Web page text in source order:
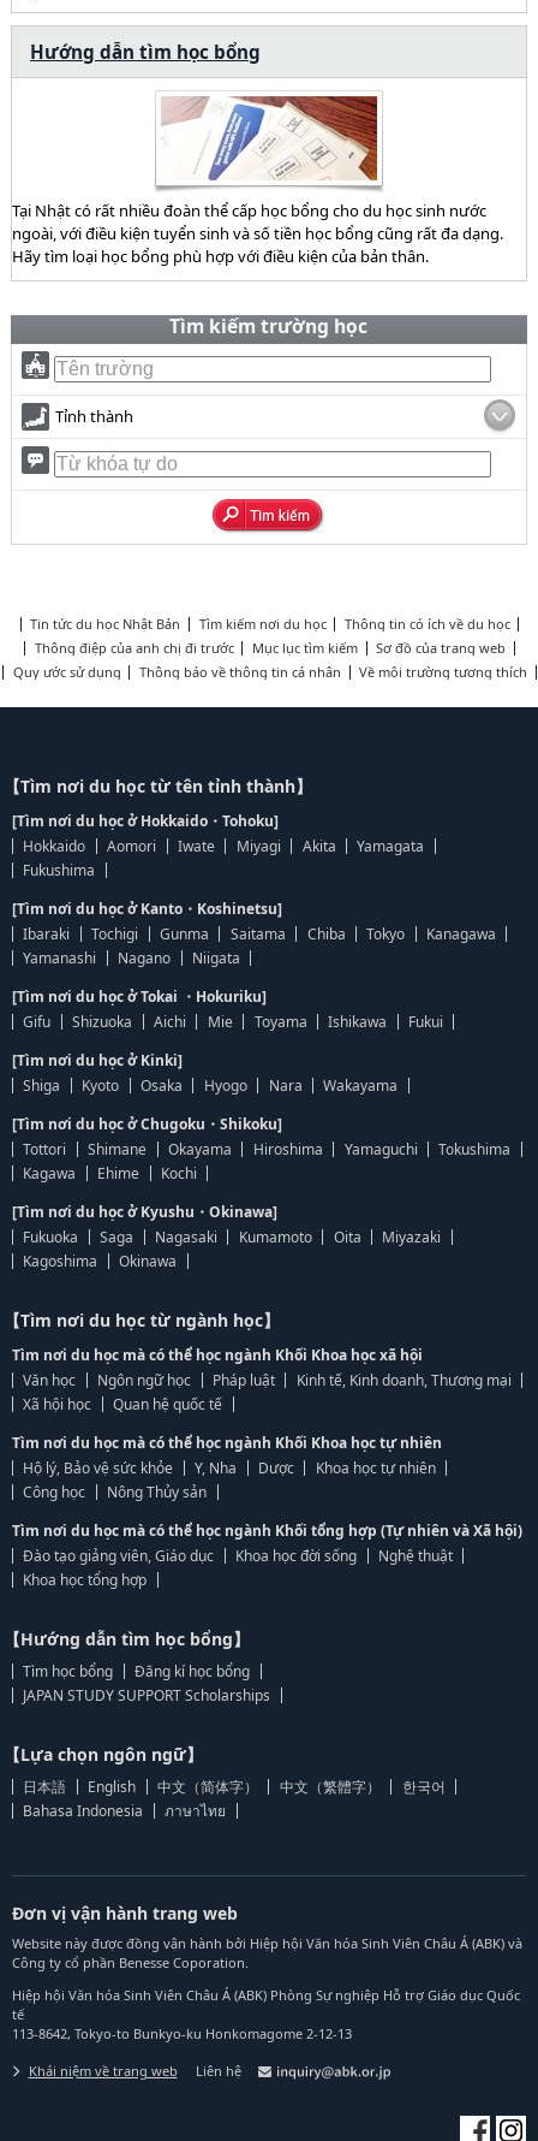
Hướng dẫn tìm học bổng
Tại Nhật có rất nhiều đoàn thể cấp học bổng cho du học sinh nước
ngoài, với điều kiện tuyển sinh và số tiền học bổng cũng rất đa dạng.
Hãy tìm loại học bổng phù hợp với điều kiện của bản thân.
Tìm kiếm trường học
Tỉnh thành
Tin tức du học Nhật Bản Tìm kiếm nơi du học
Thông tin có ích về du học
Thông điệp của anh chị đi trước
Mục lục tìm kiếm
Sơ đồ của trang web
Quy ước sử dụng
Thông báo về thông tin cá nhân Về môi trường tương thích
【Tìm nơi du học từ tên tỉnh thành】
[Tìm nơi du học ở Hokkaido・Tohoku]
Hokkaido
Aomori Iwate Miyagi Akita
Yamagata
Fukushima
[Tìm nơi du học ở Kanto・Koshinetsu]
Ibaraki
Tochigi Gunma Saitama Chiba Tokyo
Kanagawa
Yamanashi
Nagano
Niigata
[Tìm nơi du học ở Tokai ・Hokuriku]
Gifu
Shizuoka Aichi Mie Toyama Ishikawa
Fukui
[Tìm nơi du học ở Kinki]
Shiga
Kyoto Osaka Hyogo Nara
Wakayama
[Tìm nơi du học ở Chugoku・Shikoku]
Tottori
Shimane Okayama Hiroshima Yamaguchi
Tokushima
Kagawa
Ehime
Kochi
[Tìm nơi du học ở Kyushu・Okinawa]
Fukuoka
Saga Nagasaki Kumamoto Oita
Miyazaki
Kagoshima
Okinawa
【Tìm nơi du học từ ngành học】
Tìm nơi du học mà có thể học ngành Khối Khoa học xã hội
Văn học
Ngôn ngữ học Pháp luật
Kinh tế, Kinh doanh, Thương mại
Xã hội học
Quan hệ quốc tế
Tìm nơi du học mà có thể học ngành Khối Khoa học tự nhiên
Hộ lý, Bảo vệ sức khỏe
Y, Nha Dược
Khoa học tự nhiên
Công học
Nông Thủy sản
Tìm nơi du học mà có thể học ngành Khối tổng hợp (Tự nhiên và Xã hội)
Đào tạo giảng viên, Giáo dục
Khoa học đời sống
Nghệ thuật
Khoa học tổng hợp
【Hướng dẫn tìm học bổng】
Tìm học bổng
Đăng kí học bổng
JAPAN STUDY SUPPORT Scholarships
【Lựa chọn ngôn ngữ】
日本語 English 中文（简体字） 中文（繁體字）
한국어
Bahasa Indonesia
ภาษาไทย
Đơn vị vận hành trang web
Website này được đồng vận hành bởi Hiệp hội Văn hóa Sinh Viên Châu Á (ABK) và
Công ty cổ phần Benesse Coporation.
Hiệp hội Văn hóa Sinh Viên Châu Á (ABK) Phòng Sự nghiệp Hỗ trợ Giáo dục Quốc
tế
113-8642, Tokyo-to Bunkyo-ku Honkomagome 2-12-13
Khái niệm về trang web Liên hệ